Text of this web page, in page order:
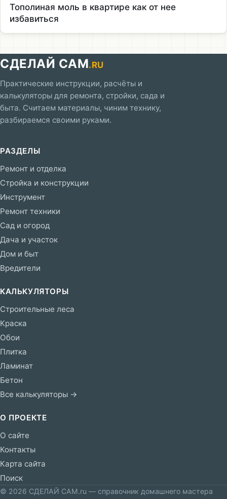
Тополиная моль в квартире как от нее
избавиться
СДЕЛАЙ САМ.RU
Практические инструкции, расчёты и
калькуляторы для ремонта, стройки, сада и
быта. Считаем материалы, чиним технику,
разбираемся своими руками.
РАЗДЕЛЫ
Ремонт и отделка
Стройка и конструкции
Инструмент
Ремонт техники
Сад и огород
Дача и участок
Дом и быт
Вредители
КАЛЬКУЛЯТОРЫ
Строительные леса
Краска
Обои
Плитка
Ламинат
Бетон
Все калькуляторы →
О ПРОЕКТЕ
О сайте
Контакты
Карта сайта
Поиск
© 2026 СДЕЛАЙ САМ.ru — справочник домашнего мастера